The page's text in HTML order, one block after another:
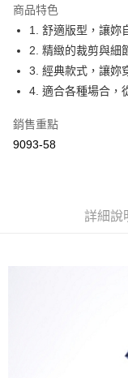
運送方式
付款後全家取貨
每筆NT$60，滿
商品特色
1. 舒適版型，讓妳
2. 精緻的裁剪與細
3. 經典款式，讓妳
4. 適合各種場合，
銷售重點
9093-58
詳細說